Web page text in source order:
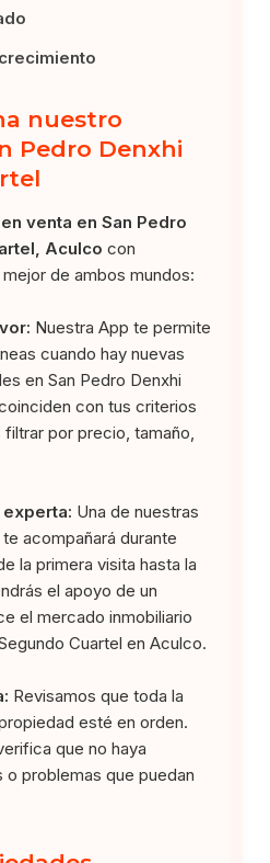
nuestro
Pedro Denxhi
venta en San Pedro
Aculco con
de ambos mundos:
Nuestra App te permite
cuando hay nuevas
en San Pedro Denxhi
con tus criterios
por precio, tamaño,
experta: Una de nuestras
acompañará durante
la primera visita hasta la
el apoyo de un
el mercado inmobiliario
Cuartel en Aculco.
Revisamos que toda la
esté en orden.
que no haya
problemas que puedan